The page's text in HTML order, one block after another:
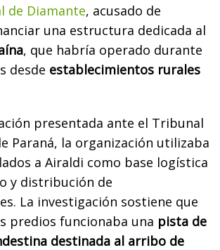
de Diamante, acusado de
una estructura dedicada al
, que habría operado durante
desde establecimientos rurales
presentada ante el Tribunal
Paraná, la organización utilizaba
a Airaldi como base logística
y distribución de
La investigación sostiene que
predios funcionaba una pista de
destinada al arribo de